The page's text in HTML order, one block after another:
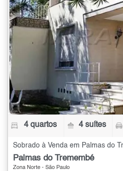
4 quartos 4 suítes
Palmas do Tremembé
Zona Norte - São Paulo